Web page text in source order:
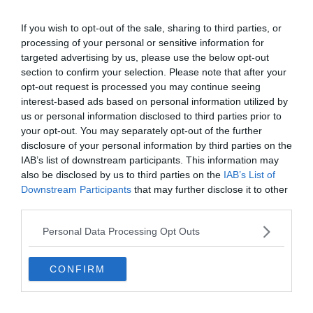
If you wish to opt-out of the sale, sharing to third parties, or
processing of your personal or sensitive information for
targeted advertising by us, please use the below opt-out
section to confirm your selection. Please note that after your
opt-out request is processed you may continue seeing
interest-based ads based on personal information utilized by
us or personal information disclosed to third parties prior to
your opt-out. You may separately opt-out of the further
disclosure of your personal information by third parties on the
IAB’s list of downstream participants. This information may
also be disclosed by us to third parties on the IAB’s List of
Downstream Participants that may further disclose it to other
Personal Data Processing Opt Outs
CONFIRM
végeredménnyel zárult szerdai meccsen egy rossz leérkezés után.
A vizsgálatok megállapították, hogy a játékost nem kell műteni, de
az idei naptári évben már nem játszat és a jövő év elején térhet
vissza.
A brazil játékos elkezdte rehabilitációját a csapat orvosi stábjával
Melwoodban.